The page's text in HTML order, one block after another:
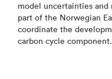
model uncertainties
part of the Norwegian
coordinate the
carbon cycle component.